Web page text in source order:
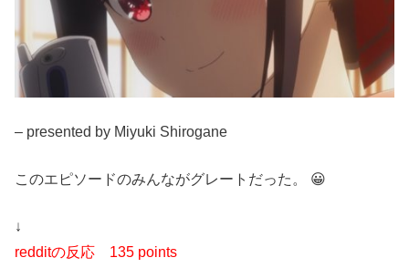
– presented by Miyuki Shirogane
このエピソードのみんながグレートだった。 😀
↓
redditの反応 135 points